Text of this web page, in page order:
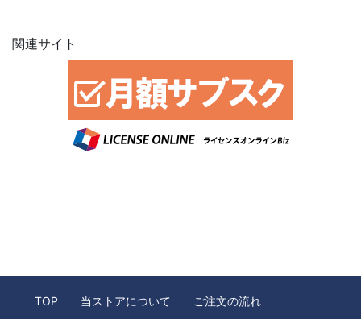
関連サイト
TOP 当ストアについて ご注文の流れ